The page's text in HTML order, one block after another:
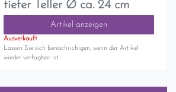
tiefer Teller Ø ca. 24 cm
Artikel anzeigen
Ausverkauft
Lassen Sie sich benachrichigen, wenn der Artikel
wieder verfügbar ist.